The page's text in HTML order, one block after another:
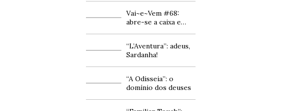
Vai~e~Vem #68:
abre-se a caixa e…
“L’Aventura”: adeus,
Sardanha!
“A Odisseia”: o
domínio dos deuses